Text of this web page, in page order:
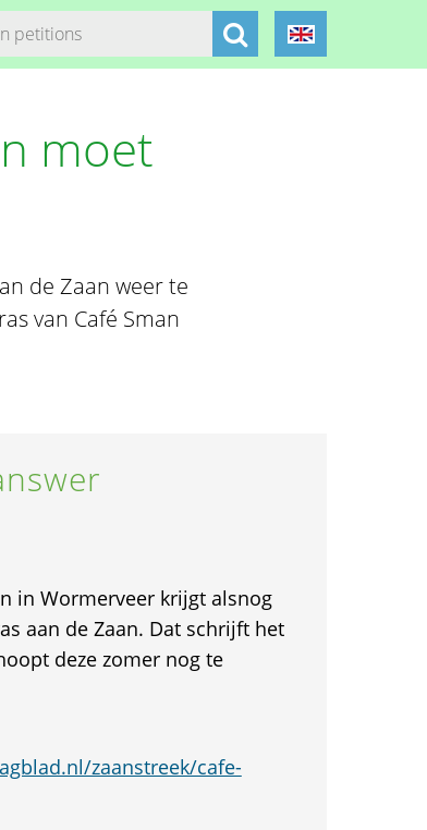
moet
de Zaan weer te
van Café Sman
in Wormerveer krijgt alsnog
aan de Zaan. Dat schrijft het
deze zomer nog te
zaanstreek/cafe-